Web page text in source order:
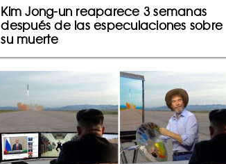
Kim Jong-un reaparece 3 semanas
después de las especulaciones sobre
su muerte